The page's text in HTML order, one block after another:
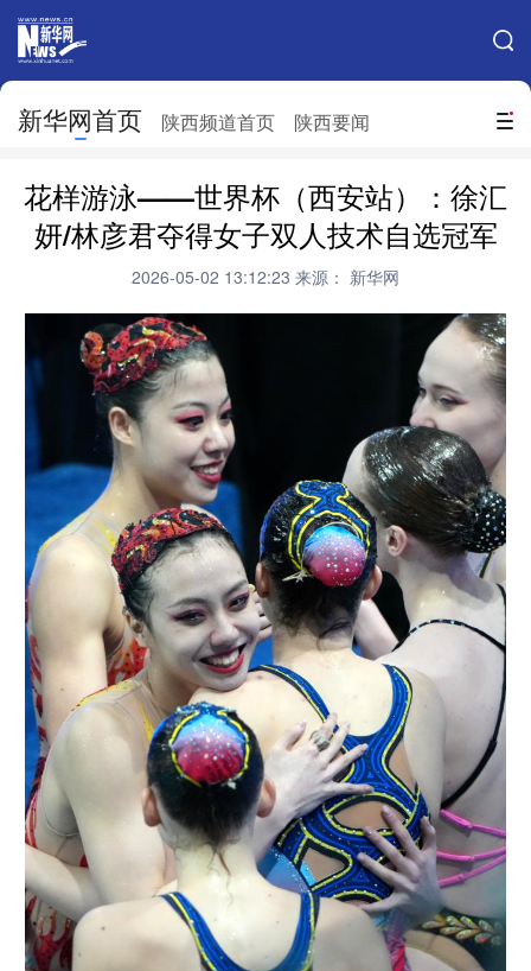
搜索
新华网首页 陕西频道首页 陕西要闻
网站地图
北京 天津 河北 山西
吉林 上海
浙江 安徽 福建 江西
山东 河南 湖南
广西 重庆
四川 贵州 西藏
陕西 甘肃 青海 宁夏
新疆 内蒙古 黑龙江
花样游泳——世界杯（西安站）：徐汇
妍/林彦君夺得女子双人技术自选冠军
2026-05-02 13:12:23 来源： 新华网